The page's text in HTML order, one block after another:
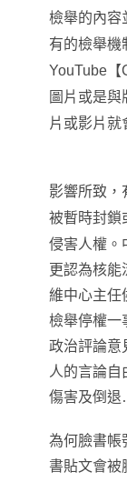
檢舉的內容
有的檢舉機
YouTube【
圖片或是與
片或影片就
影響所致
被暫時封鎖
侵害人權 。
更認為核能
維中心主任
檢舉停權一
政治評論意
人的言論自
傷害及倒退
為何臉書帳
書貼文會被